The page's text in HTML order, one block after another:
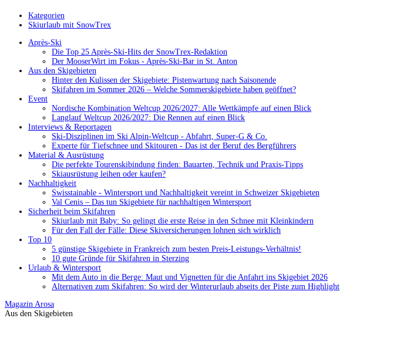
Kategorien
Skiurlaub mit SnowTrex
Après-Ski
Die Top 25 Après-Ski-Hits der SnowTrex-Redaktion
Der MooserWirt im Fokus - Après-Ski-Bar in St. Anton
Aus den Skigebieten
Hinter den Kulissen der Skigebiete: Pistenwartung nach Saisonende
Skifahren im Sommer 2026 – Welche Sommerskigebiete haben geöffnet?
Event
Nordische Kombination Weltcup 2026/2027: Alle Wettkämpfe auf einen Blick
Langlauf Weltcup 2026/2027: Die Rennen auf einen Blick
Interviews & Reportagen
Ski-Disziplinen im Ski Alpin-Weltcup - Abfahrt, Super-G & Co.
Experte für Tiefschnee und Skitouren - Das ist der Beruf des Bergführers
Material & Ausrüstung
Die perfekte Tourenskibindung finden: Bauarten, Technik und Praxis-Tipps
Skiausrüstung leihen oder kaufen?
Nachhaltigkeit
Swisstainable - Wintersport und Nachhaltigkeit vereint in Schweizer Skigebieten
Val Cenis – Das tun Skigebiete für nachhaltigen Wintersport
Sicherheit beim Skifahren
Skiurlaub mit Baby: So gelingt die erste Reise in den Schnee mit Kleinkindern
Für den Fall der Fälle: Diese Skiversicherungen lohnen sich wirklich
Top 10
5 günstige Skigebiete in Frankreich zum besten Preis-Leistungs-Verhältnis!
10 gute Gründe für Skifahren in Sterzing
Urlaub & Wintersport
Mit dem Auto in die Berge: Maut und Vignetten für die Anfahrt ins Skigebiet 2026
Alternativen zum Skifahren: So wird der Winterurlaub abseits der Piste zum Highlight
Magazin Arosa
Aus den Skigebieten